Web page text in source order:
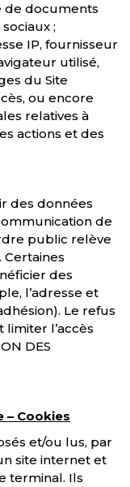
de documents
;
IP, fournisseur
utilisé,
du Site
ou encore
relatives à
actions et des
des données
de
public relève
Certaines
des
l’adresse et
Le refus
l’accès
DES
– Cookies
et/ou lus, par
site internet et
terminal. Ils